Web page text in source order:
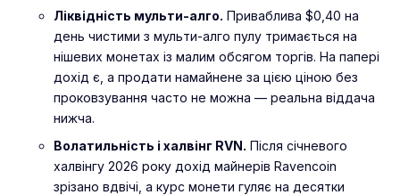
Ліквідність мульти-алго. Приваблива $0,40 на
день чистими з мульти-алго пулу тримається на
нішевих монетах із малим обсягом торгів. На папері
дохід є, а продати намайнене за цією ціною без
проковзування часто не можна — реальна віддача
нижча.
Волатильність і халвінг RVN. Після січневого
халвінгу 2026 року дохід майнерів Ravencoin
зрізано вдвічі, а курс монети гуляє на десятки